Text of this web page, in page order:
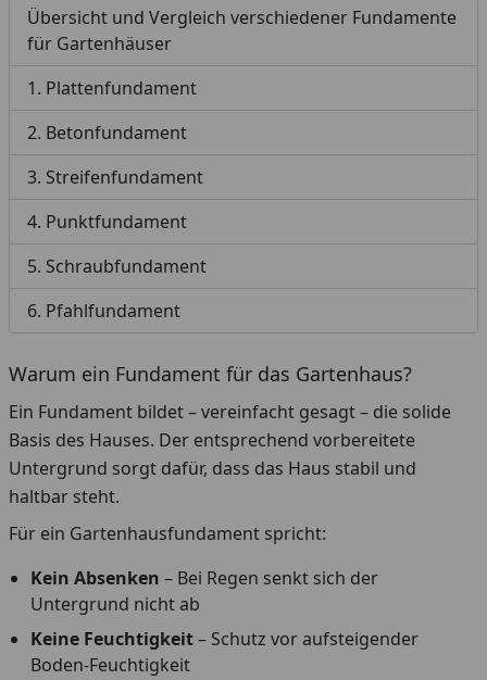
Übersicht und Vergleich verschiedener Fundamente
für Gartenhäuser
1. Plattenfundament
2. Betonfundament
3. Streifenfundament
4. Punktfundament
5. Schraubfundament
6. Pfahlfundament
Warum ein Fundament für das Gartenhaus?
Ein Fundament bildet – vereinfacht gesagt – die solide
Basis des Hauses. Der entsprechend vorbereitete
Untergrund sorgt dafür, dass das Haus stabil und
haltbar steht.
Für ein Gartenhausfundament spricht:
Kein Absenken – Bei Regen senkt sich der
Untergrund nicht ab
Keine Feuchtigkeit– Schutz vor aufsteigender
Boden-Feuchtigkeit